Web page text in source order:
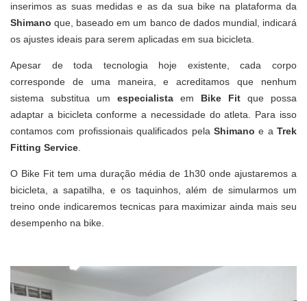
inserimos as suas medidas e as da sua bike na plataforma da
Shimano que, baseado em um banco de dados mundial, indicará
os ajustes ideais para serem aplicadas em sua bicicleta.
Apesar de toda tecnologia hoje existente, cada corpo
corresponde de uma maneira, e acreditamos que nenhum
sistema substitua um especialista em Bike Fit que possa
adaptar a bicicleta conforme a necessidade do atleta. Para isso
contamos com profissionais qualificados pela Shimano e a Trek
Fitting Service
O Bike Fit tem uma duração média de 1h30 onde ajustaremos a
bicicleta, a sapatilha, e os taquinhos, além de simularmos um
treino onde indicaremos tecnicas para maximizar ainda mais seu
desempenho na bike.